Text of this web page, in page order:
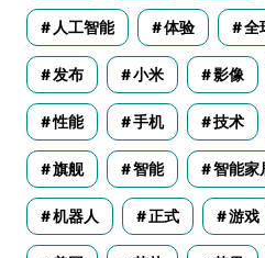
人工智能 体验 全
发布 小米 影像
性能 手机 技术
旗舰 智能 智能家
机器人 正式 游戏